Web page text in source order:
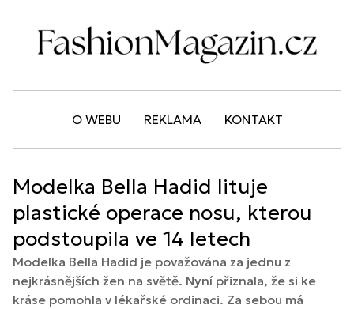
O WEBU REKLAMA KONTAKT
Modelka Bella Hadid lituje
plastické operace nosu, kterou
podstoupila ve 14 letech
Modelka Bella Hadid je považována za jednu z
nejkrásnějších žen na světě. Nyní přiznala, že si ke
kráse pomohla v lékařské ordinaci. Za sebou má